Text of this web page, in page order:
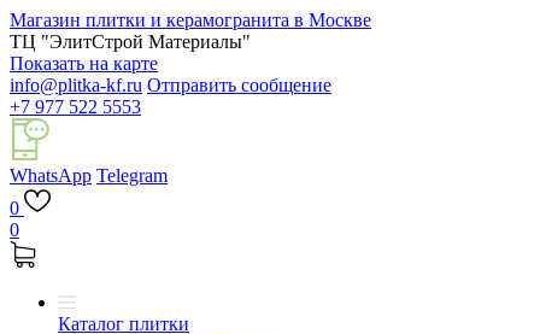
Магазин плитки и керамогранита в Москве
ТЦ "ЭлитСтрой Материалы"
Показать на карте
info@plitka-kf.ru Отправить сообщение
+7 977 522 5553
WhatsApp Telegram
0
0
Каталог плитки